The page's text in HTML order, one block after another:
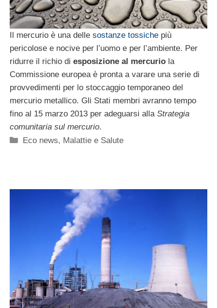
Il mercurio è una delle sostanze tossiche più
pericolose e nocive per l’uomo e per l’ambiente. Per
ridurre il richio di esposizione al mercurio la
Commissione europea è pronta a varare una serie di
provvedimenti per lo stoccaggio temporaneo del
mercurio metallico. Gli Stati membri avranno tempo
fino al 15 marzo 2013 per adeguarsi allaStrategia
comunitaria sul mercurio.
Categorie
Eco news, Malattie e Salute